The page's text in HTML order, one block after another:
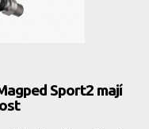
Sport2 mají